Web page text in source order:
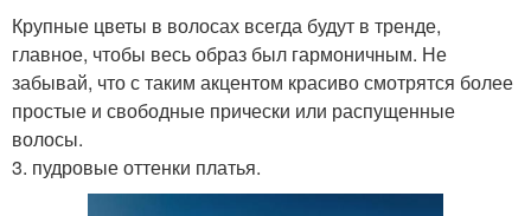
Крупные цветы в волосах всегда будут в тренде,
главное, чтобы весь образ был гармоничным. Не
забывай, что с таким акцентом красиво смотрятся более
простые и свободные прически или распущенные
волосы.
3. пудровые оттенки платья.